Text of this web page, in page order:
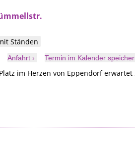
Ständen
Anfahrt › Termin im Kalender
im Herzen von Eppendorf erwartet